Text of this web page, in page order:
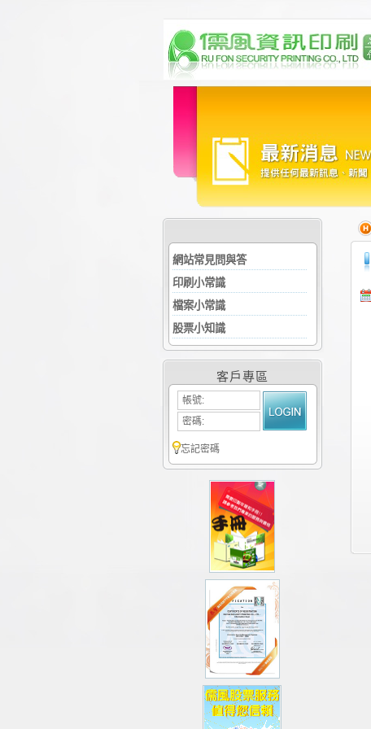
網站常見問與答
印刷小常識
檔案小常識
股票小知識
客戶專區
帳號:
密碼:
忘記密碼